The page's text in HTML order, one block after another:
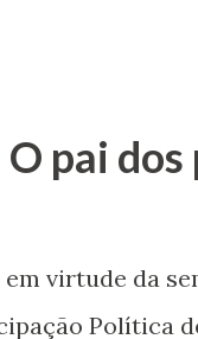
pai dos
virtude da
Política